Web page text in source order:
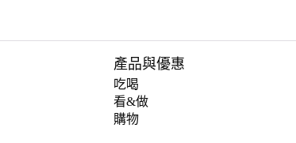
產品與優惠
吃喝
看&做
購物